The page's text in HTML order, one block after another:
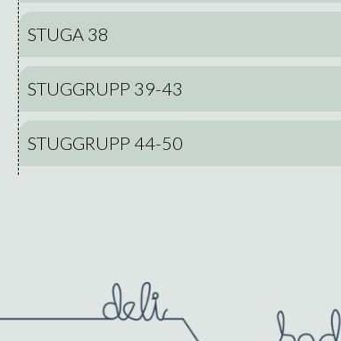
STUGA 38
STUGGRUPP 39-43
STUGGRUPP 44-50